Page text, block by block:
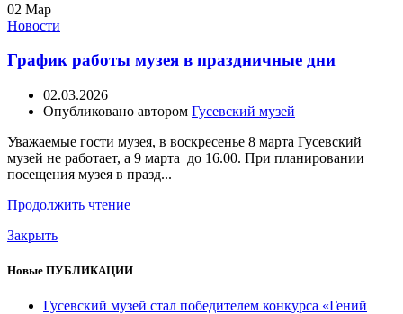
02 Мар
Новости
График работы музея в праздничные дни
02.03.2026
Опубликовано автором Гусевский музей
Уважаемые гости музея, в воскресенье 8 марта Гусевский
музей не работает, а 9 марта до 16.00. При планировании
посещения музея в празд...
Продолжить чтение
Закрыть
Новые ПУБЛИКАЦИИ
Гусевский музей стал победителем конкурса «Гений